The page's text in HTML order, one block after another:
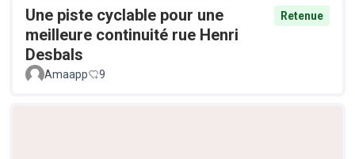
Une piste cyclable pour une
meilleure continuité rue Henri
Desbals
Retenue
Amaapp 9